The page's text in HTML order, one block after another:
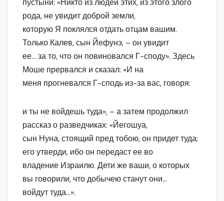
пустыни: «Никто из людей этих, из этого злого
рода, не увидит доброй земли,
которую Я поклялся отдать отцам вашим.
Только Калев, сын Йефунэ, – он увидит
ее… за то, что он повиновался Г-споду». Здесь
Моше прервался и сказал: «И на
меня прогневался Г-сподь из-за вас, говоря:
и ты не войдешь туда», – а затем продолжил
рассказ о разведчиках: «Йегошуа,
сын Нуна, стоящий пред тобою, он придет туда;
его утверди, ибо он передаст ее во
владение Израилю. Дети же ваши, о которых
вы говорили, что добычею станут они…
войдут туда…».